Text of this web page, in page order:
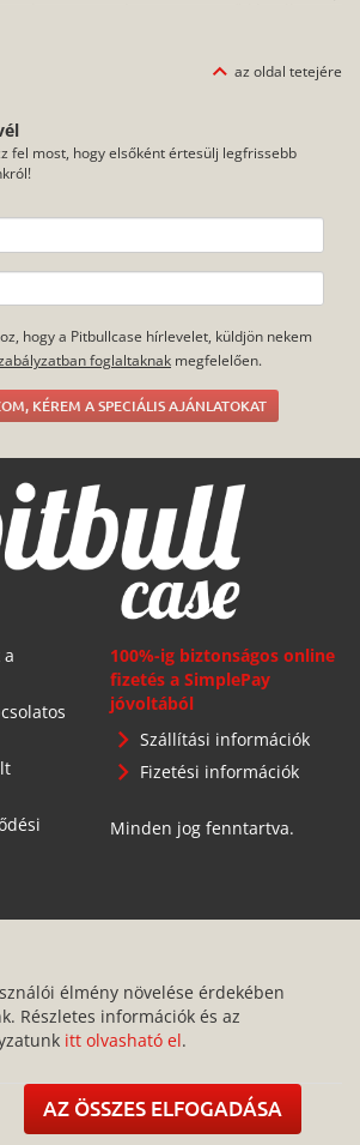
az okostelefonra, és ugyanilyen gyors az
a teljes hátlapfelület nyomtatható.
az oldal tetejére
fel most, hogy elsőként értesülj legfrissebb
hogy a Pitbullcase hírlevelet, küldjön nekem
foglaltaknak megfelelően.
KÉREM A SPECIÁLIS AJÁNLATOKAT
100%-ig biztonságos online
fizetés a SimplePay
jóvoltából
Szállítási információk
Fizetési információk
Minden jog fenntartva.
Budapest, Angyalföldi út 25.
+36706364305
élmény növelése érdekében
Részletes információk és az
itt olvasható el.
AZ ÖSSZES ELFOGADÁSA